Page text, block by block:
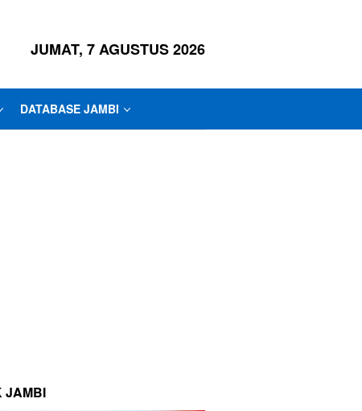
JUMAT, 7 AGUSTUS 2026
DATABASE JAMBI
JAMBI